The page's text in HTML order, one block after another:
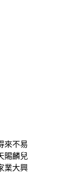
不易
賜麟兒
業大興